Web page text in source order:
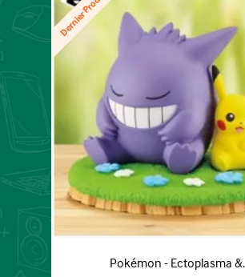
Pokémon - Ectoplasma
Dernier Produit